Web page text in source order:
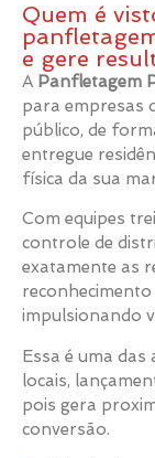
Quem é
e gere
A Panfletagem
para empresas
público, de
entregue
física da sua
Com equipes
controle de
exatamente as
impulsionando
Essa é uma das
locais,
pois gera
conversão.